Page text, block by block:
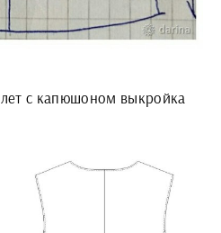
с капюшоном выкройка